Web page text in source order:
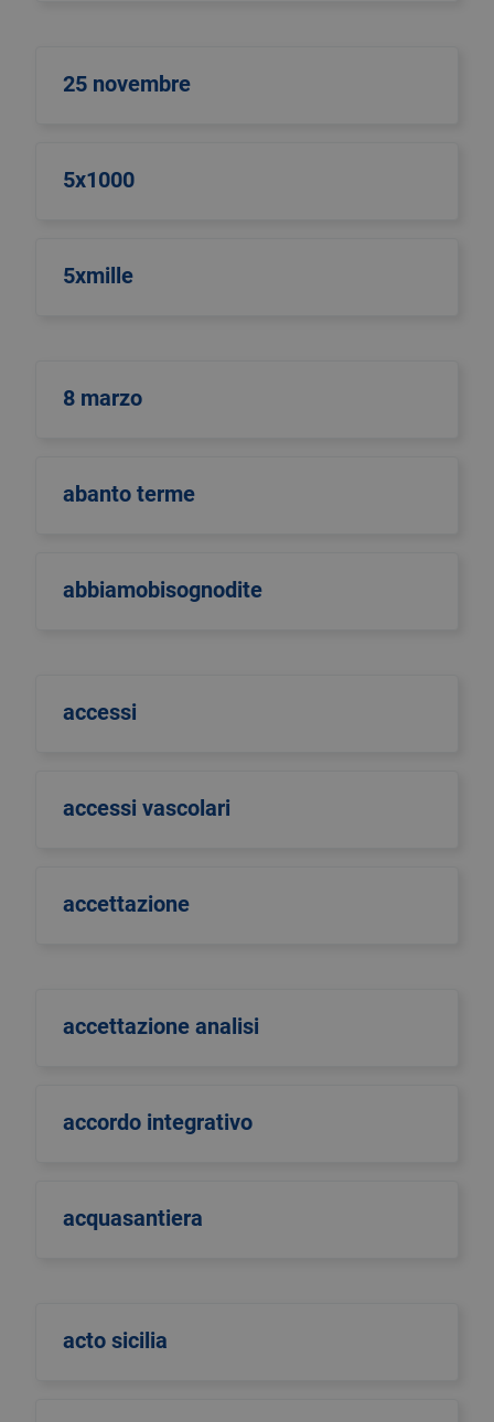
25 novembre
5x1000
5xmille
8 marzo
abanto terme
abbiamobisognodite
accessi
accessi vascolari
accettazione
accettazione analisi
accordo integrativo
acquasantiera
acto sicilia